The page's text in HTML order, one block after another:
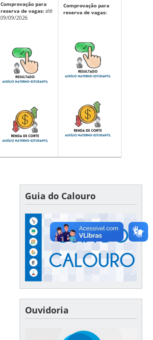
Comprovação para
reserva de vagas:até
09/09/2026
Comprovação para
reserva de vagas:
Guia do Calouro
Ouvidoria